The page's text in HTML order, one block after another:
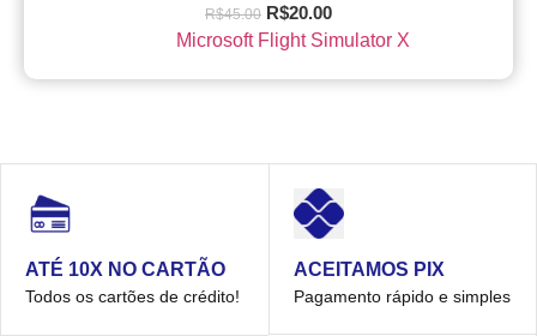
R$45.00 R$20.00
Microsoft Flight Simulator X
ATÉ 10X NO CARTÃO
Todos os cartões de crédito!
ACEITAMOS PIX
Pagamento rápido e simples